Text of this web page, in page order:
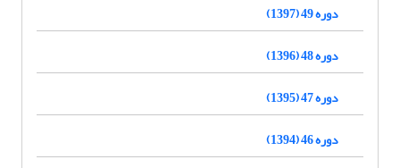
دوره 49 (1397)
دوره 48 (1396)
دوره 47 (1395)
دوره 46 (1394)